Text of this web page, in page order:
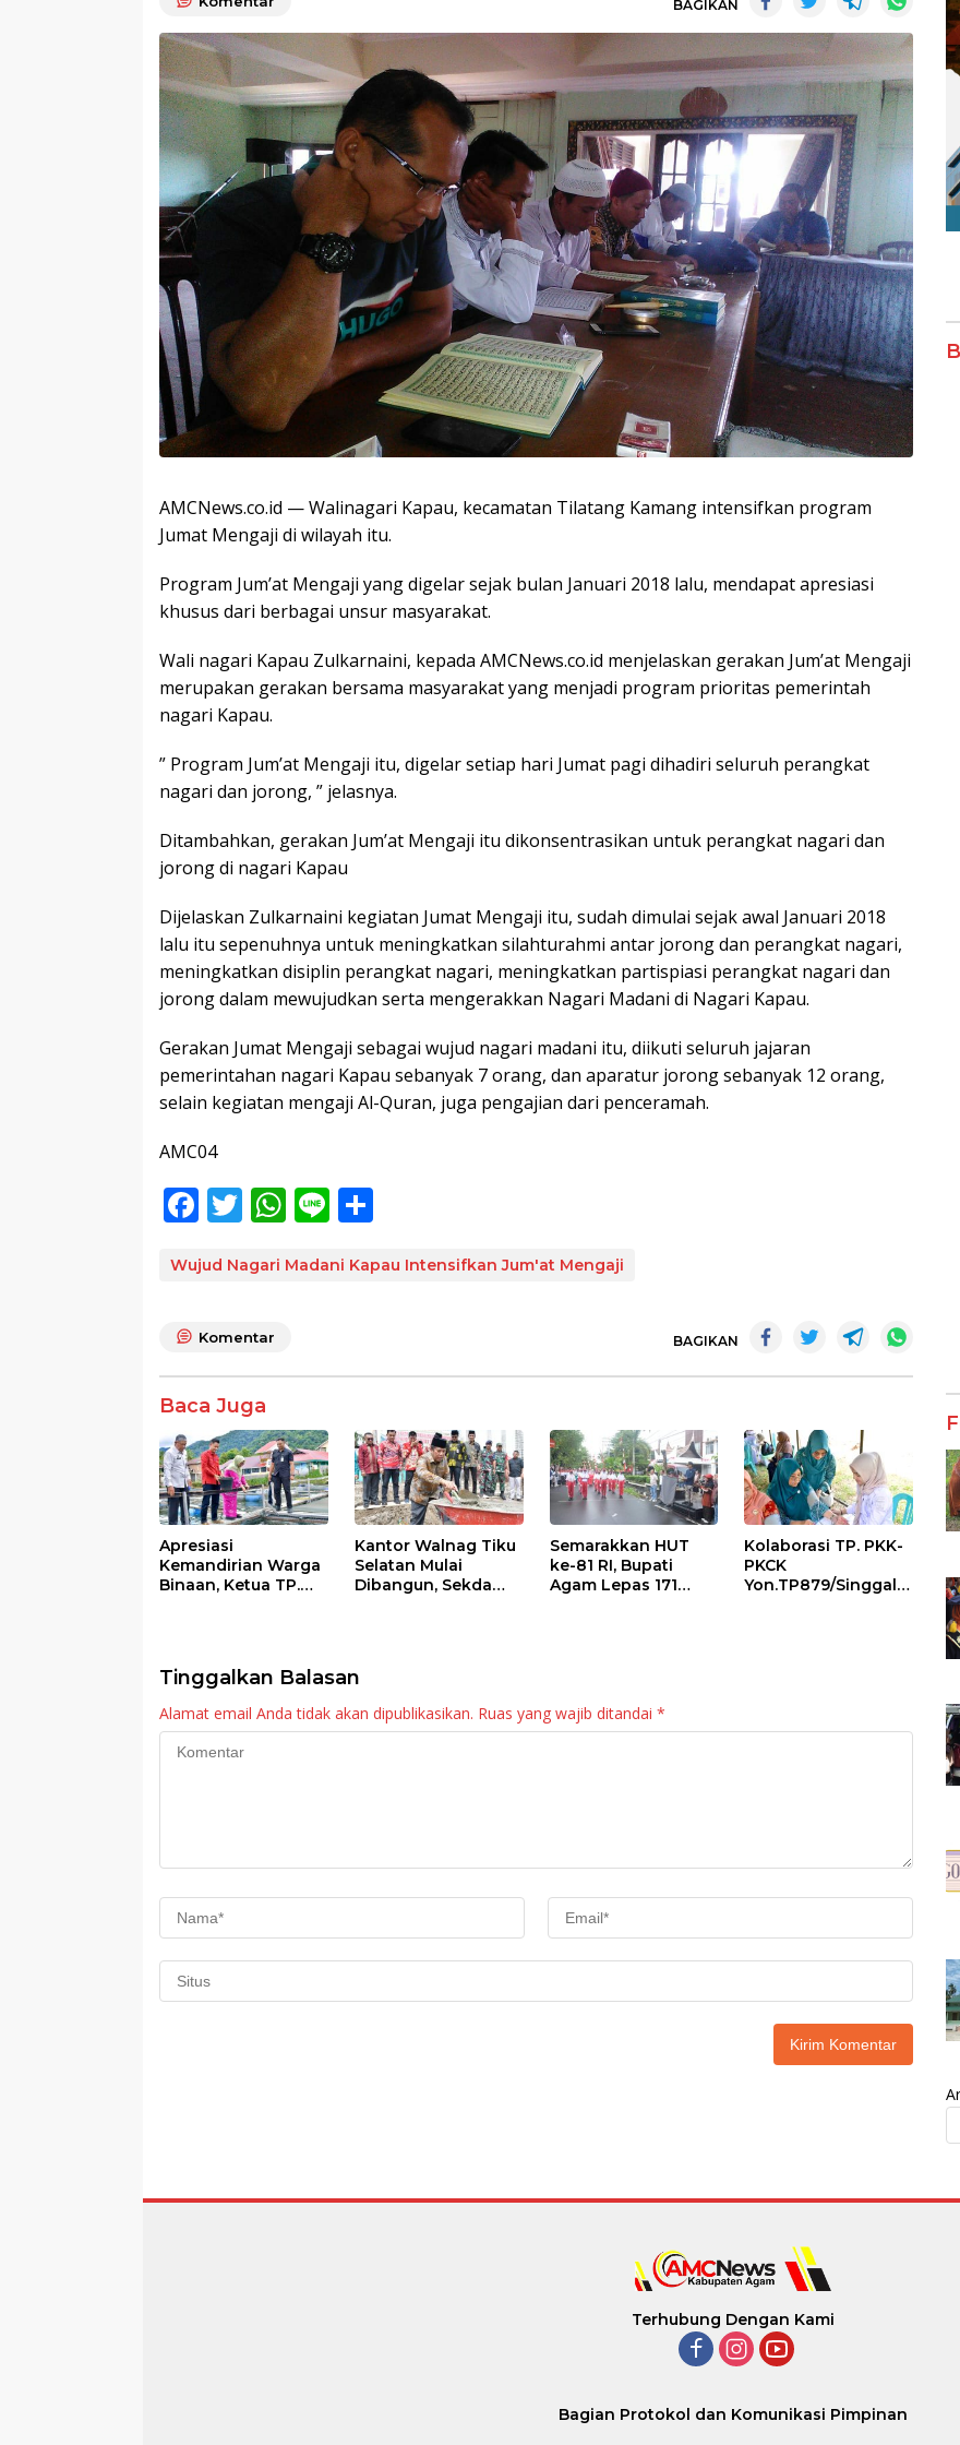
BAGIKAN
AMCNews.co.id — Walinagari Kapau, kecamatan Tilatang Kamang intensifkan program
Jumat Mengaji di wilayah itu.
Program Jum’at Mengaji yang digelar sejak bulan Januari 2018 lalu, mendapat apresiasi
khusus dari berbagai unsur masyarakat.
Wali nagari Kapau Zulkarnaini, kepada AMCNews.co.id menjelaskan gerakan Jum’at Mengaji
merupakan gerakan bersama masyarakat yang menjadi program prioritas pemerintah
nagari Kapau.
” Program Jum’at Mengaji itu, digelar setiap hari Jumat pagi dihadiri seluruh perangkat
nagari dan jorong, ” jelasnya.
Ditambahkan, gerakan Jum’at Mengaji itu dikonsentrasikan untuk perangkat nagari dan
jorong di nagari Kapau
Dijelaskan Zulkarnaini kegiatan Jumat Mengaji itu, sudah dimulai sejak awal Januari 2018
lalu itu sepenuhnya untuk meningkatkan silahturahmi antar jorong dan perangkat nagari,
meningkatkan disiplin perangkat nagari, meningkatkan partispiasi perangkat nagari dan
jorong dalam mewujudkan serta mengerakkan Nagari Madani di Nagari Kapau.
Gerakan Jumat Mengaji sebagai wujud nagari madani itu, diikuti seluruh jajaran
pemerintahan nagari Kapau sebanyak 7 orang, dan aparatur jorong sebanyak 12 orang,
selain kegiatan mengaji Al-Quran, juga pengajian dari penceramah.
AMC04
F
e
o
o
k
T
itt
W
at
p
Li
e ar
Wujud Nagari Madani Kapau Intensifkan Jum'at Mengaji
Komentar BAGIKAN
Baca Juga
Apresiasi
Kemandirian Warga
Binaan, Ketua TP.
Kantor Walnag Tiku
Selatan Mulai
Dibangun, Sekda
Semarakkan HUT
ke-81 RI, Bupati
Agam Lepas 171
Kolaborasi TP. PKK-
PKCK
Yon.TP879/Singgala
Tinggalkan Balasan
Alamat email Anda tidak akan dipublikasikan. Ruas yang wajib ditandai *
Terhubung Dengan Kami
Bagian Protokol dan Komunikasi Pimpinan